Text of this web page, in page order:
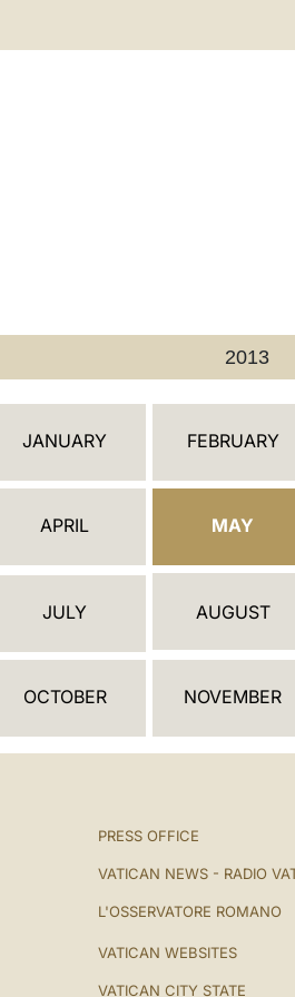
2013
JANUARY FEBRUARY
APRIL MAY
JULY AUGUST
OCTOBER NOVEMBER
PRESS OFFICE
VATICAN NEWS - RADIO
L'OSSERVATORE ROMANO
VATICAN WEBSITES
VATICAN CITY STATE